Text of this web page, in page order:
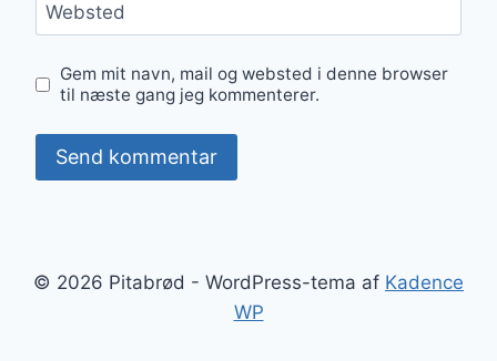
Websted
Gem mit navn, mail og websted i denne browser
til næste gang jeg kommenterer.
© 2026 Pitabrød - WordPress-tema af Kadence
WP